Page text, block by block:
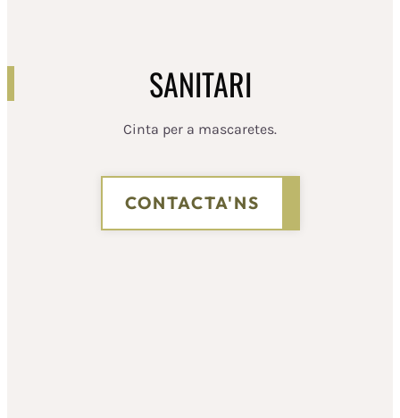
SANITARI
Cinta per a mascaretes.
CONTACTA'NS